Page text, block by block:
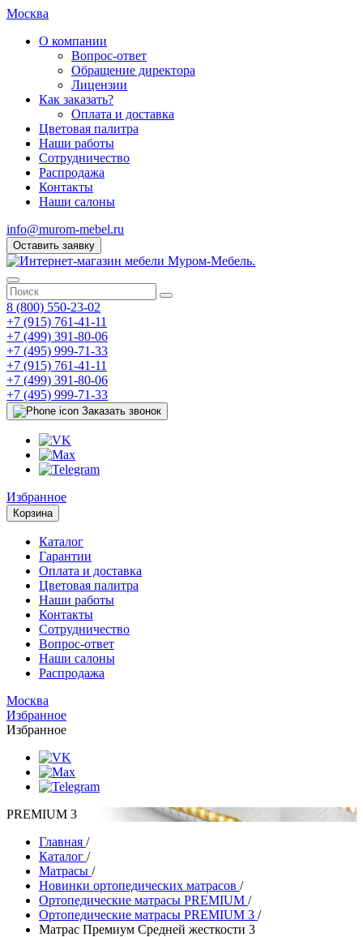
Москва
О компании
Вопрос-ответ
Обращение директора
Лицензии
Как заказать?
Оплата и доставка
Цветовая палитра
Наши работы
Сотрудничество
Распродажа
Контакты
Наши салоны
info@murom-mebel.ru
Оставить заявку
8 (800) 550-23-02
+7 (915) 761-41-11
+7 (499) 391-80-06
+7 (495) 999-71-33
+7 (915) 761-41-11
+7 (499) 391-80-06
+7 (495) 999-71-33
Заказать звонок
Избранное
Корзина
Каталог
Гарантии
Оплата и доставка
Цветовая палитра
Наши работы
Контакты
Сотрудничество
Вопрос-ответ
Наши салоны
Распродажа
Москва
Избранное
Избранное
PREMIUM 3
Главная /
Каталог /
Матрасы /
Новинки ортопедических матрасов /
Ортопедические матрасы PREMIUM /
Ортопедические матрасы PREMIUM 3 /
Матрас Премиум Средней жесткости 3